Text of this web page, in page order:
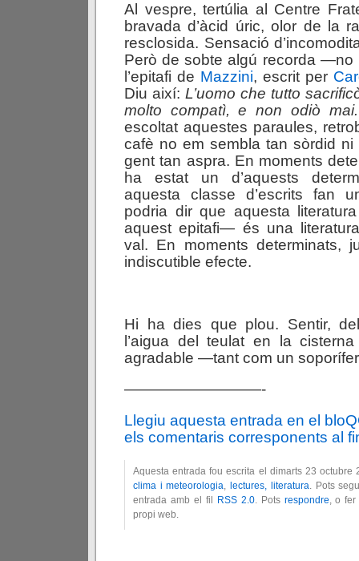
Al vespre, tertúlia al Centre
bravada d’àcid úric, olor de la
resclosida. Sensació
Però de sobte algú recorda
l’epitafi de Mazzini, escrit per
Diu així: L’uomo che tutto
molto compatì, e non odiò mai.
escoltat aquestes paraules,
cafè no em sembla tan sòrdid
gent tan aspra. En moments
ha estat un d’aquests
aquesta classe d’escrits fan
podria dir que aquesta
aquest epitafi— és una
val. En moments determinats,
indiscutible efecte.
Hi ha dies que plou. Sentir,
l’aigua del teulat en la
agradable —tant com un
—————————-
Llegiu aquesta entrada en el
els comentaris corresponents al
Aquesta entrada fou escrita el dimarts 23
clima i meteorologia, lectures, literatura. Pots
entrada amb el fil
RSS 2.0. Pots respondre, o
propi web.